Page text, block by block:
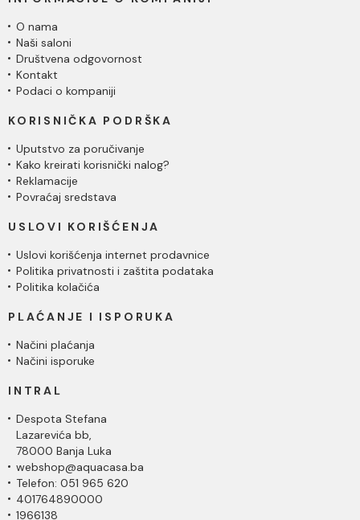
O nama
Naši saloni
Društvena odgovornost
Kontakt
Podaci o kompaniji
KORISNIČKA PODRŠKA
Uputstvo za poručivanje
Kako kreirati korisnički nalog?
Reklamacije
Povraćaj sredstava
USLOVI KORIŠĆENJA
Uslovi korišćenja internet prodavnice
Politika privatnosti i zaštita podataka
Politika kolačića
PLAĆANJE I ISPORUKA
Načini plaćanja
Načini isporuke
INTRAL
Despota Stefana
Lazarevića bb,
78000 Banja Luka
webshop@aquacasa.ba
Telefon: 051 965 620
401764890000
1966138